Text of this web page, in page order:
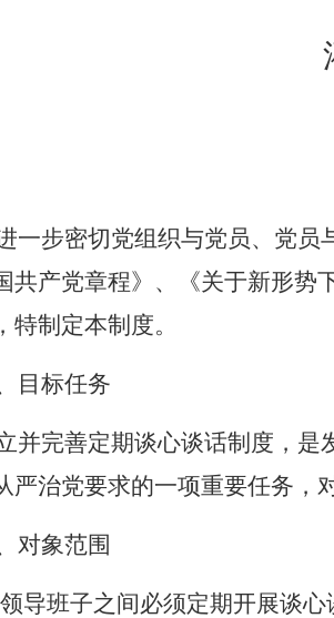
一步密切党组织与党员、党员
共产党章程》、《关于新形势
特制定本制度。
目标任务
并完善定期谈心谈话制度，是
严治党要求的一项重要任务，
对象范围
导班子之间必须定期开展谈